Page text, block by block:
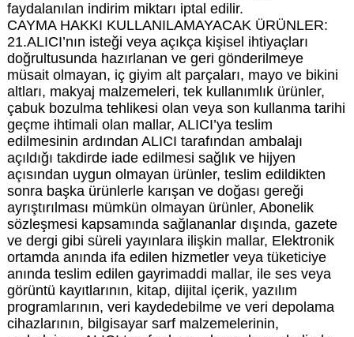
faydalanılan indirim miktarı iptal edilir.
CAYMA HAKKI KULLANILAMAYACAK ÜRÜNLER:
21.ALICI’nın isteği veya açıkça kişisel ihtiyaçları
doğrultusunda hazırlanan ve geri gönderilmeye
müsait olmayan, iç giyim alt parçaları, mayo ve bikini
altları, makyaj malzemeleri, tek kullanımlık ürünler,
çabuk bozulma tehlikesi olan veya son kullanma tarihi
geçme ihtimali olan mallar, ALICI’ya teslim
edilmesinin ardından ALICI tarafından ambalajı
açıldığı takdirde iade edilmesi sağlık ve hijyen
açısından uygun olmayan ürünler, teslim edildikten
sonra başka ürünlerle karışan ve doğası gereği
ayrıştırılması mümkün olmayan ürünler, Abonelik
sözleşmesi kapsamında sağlananlar dışında, gazete
ve dergi gibi süreli yayınlara ilişkin mallar, Elektronik
ortamda anında ifa edilen hizmetler veya tüketiciye
anında teslim edilen gayrimaddi mallar, ile ses veya
görüntü kayıtlarının, kitap, dijital içerik, yazılım
programlarının, veri kaydedebilme ve veri depolama
cihazlarının, bilgisayar sarf malzemelerinin,